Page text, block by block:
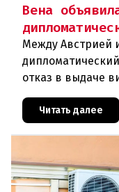
Вена
Между Австрией
отказ в выдаче
международных
Читать далее